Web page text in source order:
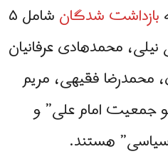
بازداشت شدگان
شامل ۵
محمدهادی عرفانیان
فقیهی، مریم
جمعیت امام علی” و
هستند.